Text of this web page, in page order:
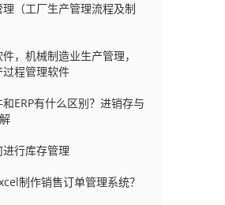
（工厂生产管理流程及制
，机械制造业生产管理，
程管理软件
ERP有什么区别？进销存与
行库存管理
制作销售订单管理系统？